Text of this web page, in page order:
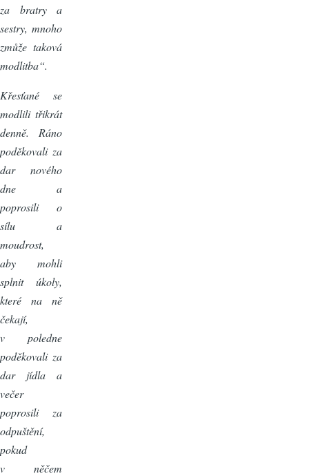
za bratry a
sestry, mnoho
zmůže taková
modlitba“.
Křesťané se
modlili třikrát
denně. Ráno
poděkovali za
dar nového
dne a
poprosili o
sílu a
moudrost,
aby mohli
splnit úkoly,
které na ně
čekají,
v poledne
poděkovali za
dar jídla a
večer
poprosili za
odpuštění,
pokud
v něčem